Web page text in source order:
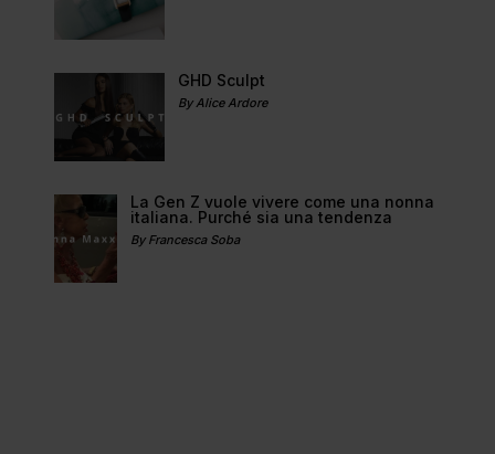
GHD Sculpt
By Alice Ardore
La Gen Z vuole vivere come una nonna
italiana. Purché sia una tendenza
By Francesca Soba